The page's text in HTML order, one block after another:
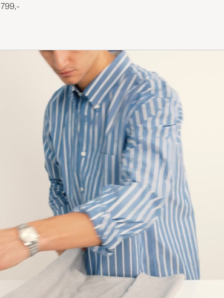
799,-